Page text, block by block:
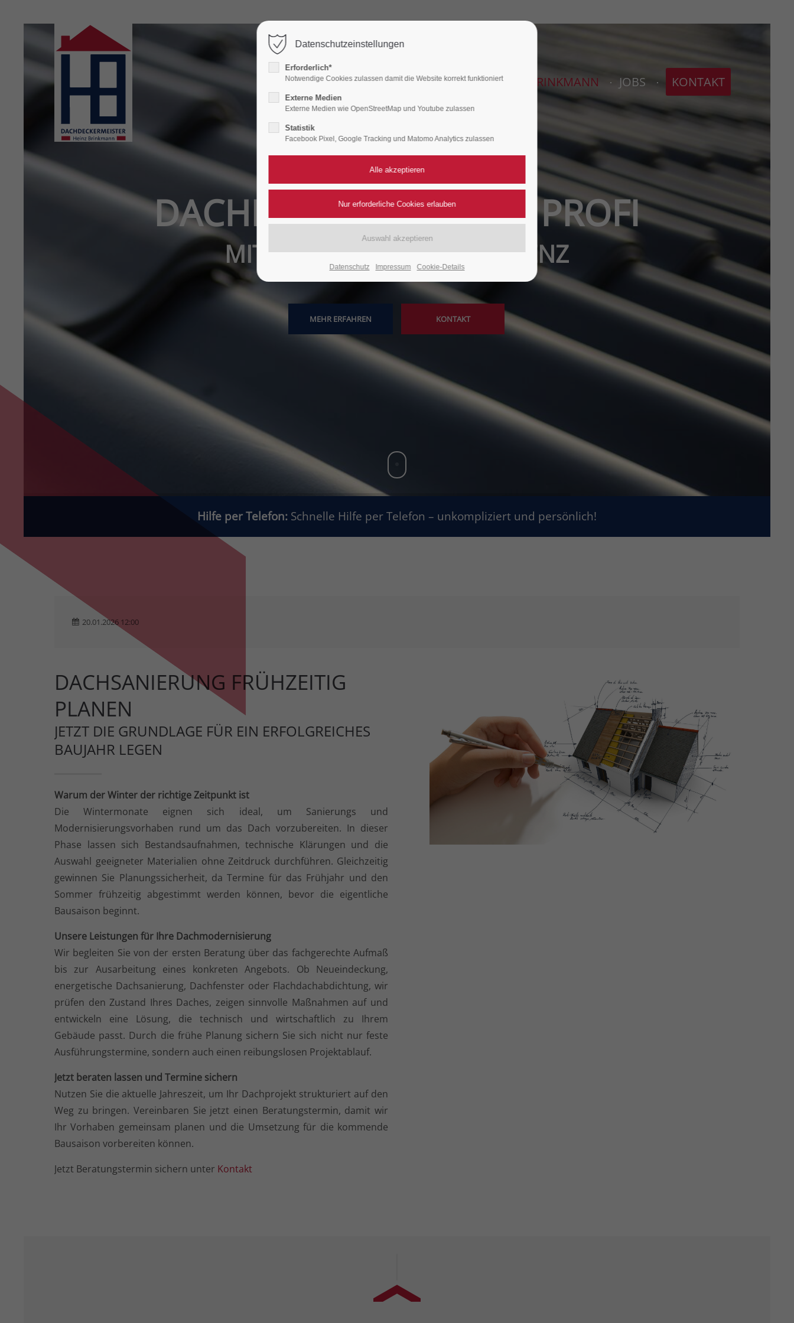
Login
Benutzername
Passwort
Support
Lorem ipsum dolor sit amet:
24h/ 365days
We offer support for our customers
(GMT +1)
376-293 City Road, Suite 600
Drop us a line
info@yourdomain.com
Lorem ipsum dolor sit amet,
consectetuer adipiscing elit.
Aenean massa. Cum sociis natoque
penatibus et magnis dis parturient
montes, nascetur ridiculus mus.
Donec quam felis, ultricies nec.
DACHDECKER LEISTUNGEN BRINKMANN JOBS KONTAKT
DACHLÖSUNGEN VOM PROFI
MIT SICHERHEIT & KOMPETENZ
MEHR ERFAHREN KONTAKT
Hilfe per Telefon: Schnelle Hilfe per Telefon – unkompliziert und persönlich!
20.01.2026 12:00
DACHSANIERUNG FRÜHZEITIG
PLANEN
JETZT DIE GRUNDLAGE FÜR EIN ERFOLGREICHES
BAUJAHR LEGEN
Warum der Winter der richtige Zeitpunkt ist
Die Wintermonate eignen sich ideal, um Sanierungs und
Modernisierungsvorhaben rund um das Dach vorzubereiten. In dieser
Phase lassen sich Bestandsaufnahmen, technische Klärungen und die
Auswahl geeigneter Materialien ohne Zeitdruck durchführen. Gleichzeitig
gewinnen Sie Planungssicherheit, da Termine für das Frühjahr und den
Sommer frühzeitig abgestimmt werden können, bevor die eigentliche
Bausaison beginnt.
Unsere Leistungen für Ihre Dachmodernisierung
Wir begleiten Sie von der ersten Beratung über das fachgerechte Aufmaß
bis zur Ausarbeitung eines konkreten Angebots. Ob Neueindeckung,
energetische Dachsanierung, Dachfenster oder Flachdachabdichtung, wir
prüfen den Zustand Ihres Daches, zeigen sinnvolle Maßnahmen auf und
entwickeln eine Lösung, die technisch und wirtschaftlich zu Ihrem
Gebäude passt. Durch die frühe Planung sichern Sie sich nicht nur feste
Ausführungstermine, sondern auch einen reibungslosen Projektablauf.
Jetzt beraten lassen und Termine sichern
Nutzen Sie die aktuelle Jahreszeit, um Ihr Dachprojekt strukturiert auf den
Weg zu bringen. Vereinbaren Sie jetzt einen Beratungstermin, damit wir
Ihr Vorhaben gemeinsam planen und die Umsetzung für die kommende
Bausaison vorbereiten können.
Jetzt Beratungstermin sichern unter Kontakt
Datenschutzeinstellungen
Erforderlich*
Notwendige Cookies zulassen damit die Website korrekt funktioniert
Externe Medien
Externe Medien wie OpenStreetMap und Youtube zulassen
Statistik
Facebook Pixel, Google Tracking und Matomo Analytics zulassen
Datenschutz Impressum Cookie-Details